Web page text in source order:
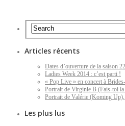
Articles récents
Dates d’ouverture de la saison
Ladies Week 2014 : c’est parti !
« Pop Live » en concert à
Portrait de Virginie B (Fais-toi la
Portrait de Valérie (Koming Up),
Les plus lus